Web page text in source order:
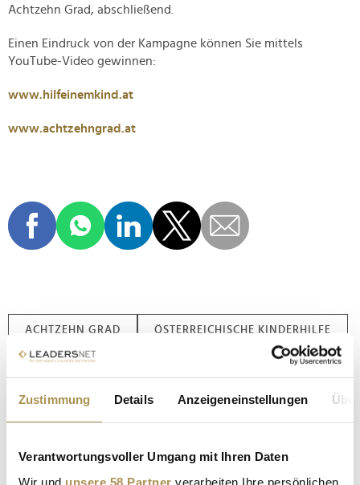
Zustimmung Details Anzeigeneinstellungen
Verantwortungsvoller Umgang mit Ihren Daten
Wir und unsere 58 Partner verarbeiten Ihre persönlichen
Achtzehn Grad, abschließend.
Einen Eindruck von der Kampagne können Sie mittels
YouTube-Video gewinnen:
www.hilfeinemkind.at
www.achtzehngrad.at
ACHTZEHN GRAD ÖSTERREICHISCHE KINDERHILFE
Autor:*